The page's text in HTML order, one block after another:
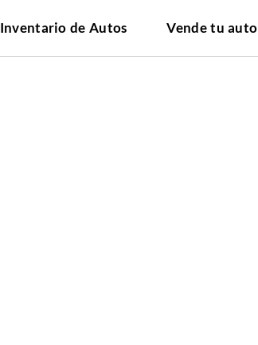
Inventario de Autos Vende tu auto